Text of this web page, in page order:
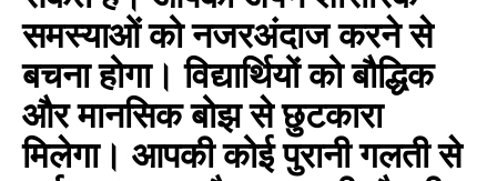
समस्याओं को नजरअंदाज करने से
बचना होगा। विद्यार्थियों को बौद्धिक
और मानसिक बोझ से छुटकारा
मिलेगा। आपकी कोई पुरानी गलती से